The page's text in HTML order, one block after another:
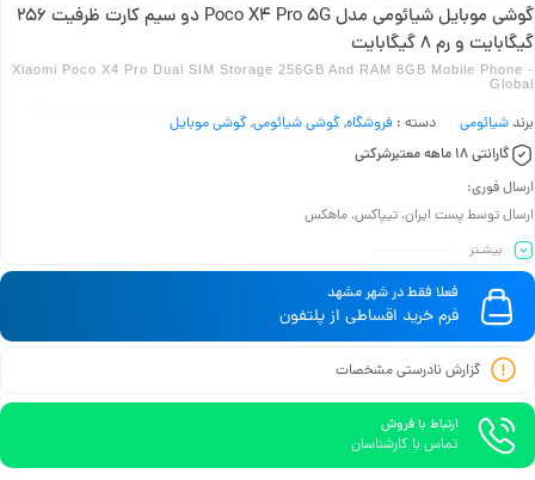
گوشی موبایل شیائومی مدل Poco X4 Pro 5G دو سیم کارت ظرفیت 256
گیگابایت و رم 8 گیگابایت
Xiaomi Poco X4 Pro Dual SIM Storage 256GB And RAM 8GB Mobile Phone -
Global
برندشیائومی دسته : فروشگاه,گوشی شیائومی,گوشی موبایل
گارانتی 18 ماهه معتبرشرکتی
ارسال فوری:
ارسال توسط پست ایران، تیپاکس، ماهکس
بیشـتر
فعلا فقط در شهر مشهد
فرم خرید اقساطی از پلتفون
گزارش نادرستی مشخصات
ارتباط با فروش
تماس با کارشناسان